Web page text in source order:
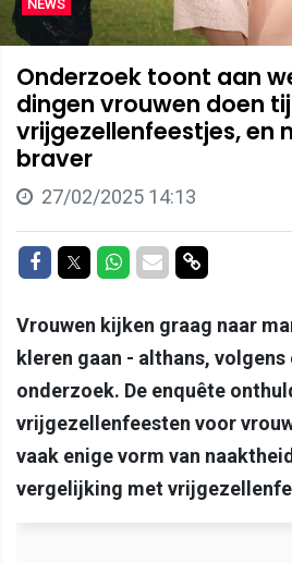
NEWS
Onderzoek toont aan
dingen vrouwen doen
vrijgezellenfeestjes, en
braver
27/02/2025 14:13
Delen op Facebook
Delen op Twitter
Delen op Whatsapp
Delen via Mail
Delen via
Vrouwen kijken graag naar
kleren gaan - althans, volgens
onderzoek. De enquête
vrijgezellenfeesten voor
vaak enige vorm van
vergelijking met